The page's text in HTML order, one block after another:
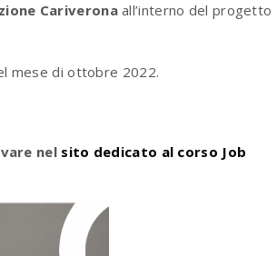
Cariveronaall’interno del progetto
mese di ottobre 2022.
nel sito dedicato al corso Job